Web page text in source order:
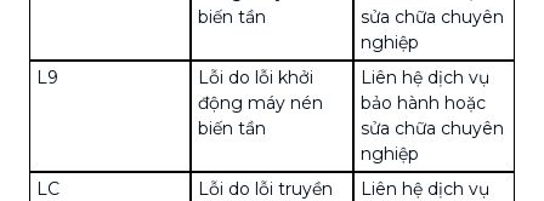
biến tần
sửa chữa chuyên
nghiệp
L9
Lỗi do lỗi khởi
động máy nén
biến tần
Liên hệ dịch vụ
bảo hành hoặc
sửa chữa chuyên
nghiệp
LC
Lỗi do lỗi truyền
Liên hệ dịch vụ